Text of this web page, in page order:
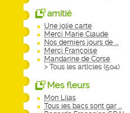
amitié
Une jolie carte
Merci Marie Claude
Nos derniers jours de ...
Merci Françoise
Mandarine de Corse
> Tous les articles (504)
Mes fleurs
Mon Lilas
Tous les bacs sont gar ...